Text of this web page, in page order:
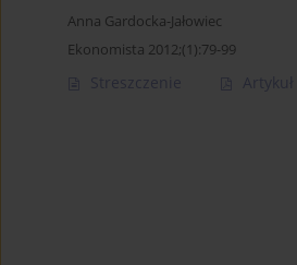
Anna Gardocka-Jałowiec
Ekonomista 2012;(1):79-99
Streszczenie Artykuł